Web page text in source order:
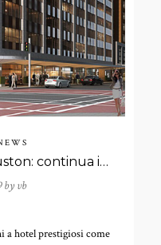
Nuova apertura a Houston: continua il nostro impegno nell’alberghiero di prestigio
by vb
a hotel prestigiosi come